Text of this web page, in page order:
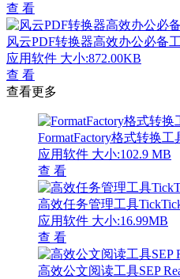
查 看
风云PDF转换器高效办公必备
应用软件 大小:872.00KB
查 看
查看更多
FormatFactory格式转换
应用软件 大小:102.9 MB
查 看
高效任务管理工具
应用软件 大小:16.99MB
查 看
高效公文阅读工具SEP